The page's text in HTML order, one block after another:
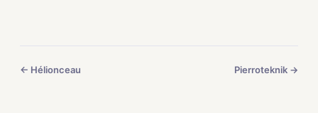
← Hélionceau Pierroteknik →